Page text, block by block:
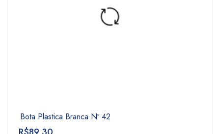
Bota Plastica Branca Nº 42